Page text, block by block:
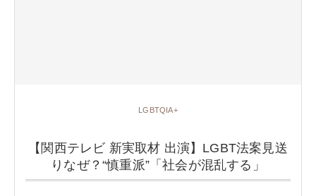
LGBTQIA+
【関西テレビ 新実取材 出演】LGBT法案見送
りなぜ？“慎重派”「社会が混乱する」